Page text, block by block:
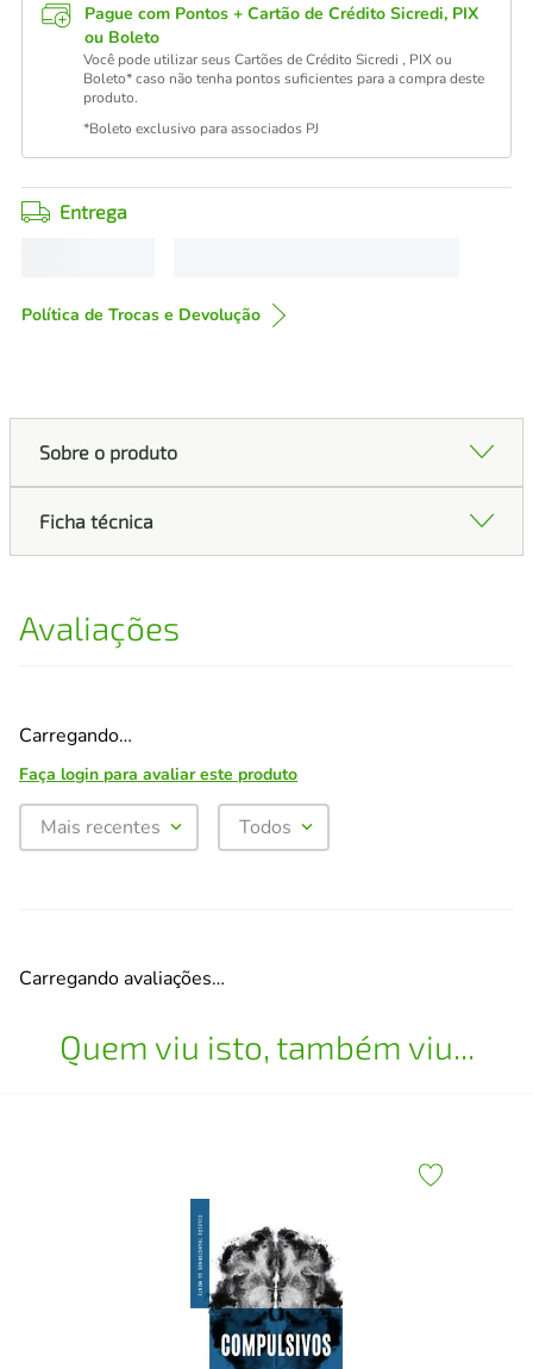
Pague com Pontos + Cartão de Crédito Sicredi, PIX
ou Boleto
Você pode utilizar seus Cartões de Crédito Sicredi , PIX ou
Boleto* caso não tenha pontos suficientes para a compra deste
produto.
*Boleto exclusivo para associados PJ
Entrega
Política de Trocas e Devolução
Sobre o produto
Ficha técnica
Avaliações
Carregando…
Faça login para avaliar este produto
Mais recentes Todos
Carregando avaliações…
Quem viu isto, também viu...